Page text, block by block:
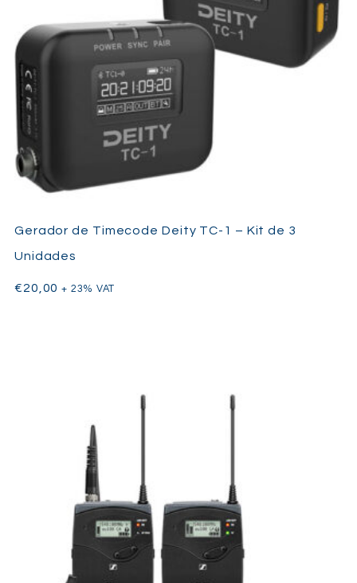
Gerador de Timecode Deity TC-1 – Kit de 3
Unidades
€20,00 + 23% VAT